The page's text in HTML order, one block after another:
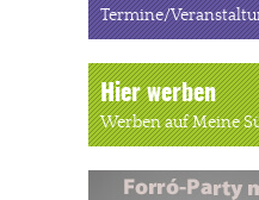
Termine/
Hier werben
Werben auf Meine